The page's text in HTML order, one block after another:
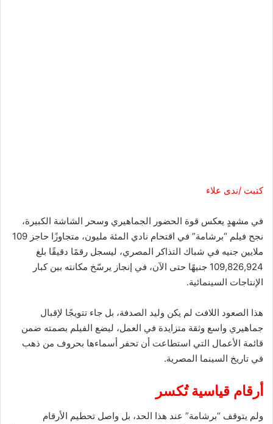
كتبت /ندى علاء
في مشهدٍ يعكس قوة الحضور الجماهيري وسحر الشاشة الكبيرة،
نجح فيلم “برشامة” في اقتحام نادي المئة مليون، متجاوزًا حاجز 109
ملايين جنيه في شباك التذاكر المصري، ليسجل رقمًا دقيقًا بلغ
109,826,924 جنيهًا حتى الآن، في إنجاز يرسّخ مكانته بين كبار
الإنتاجات السينمائية.
هذا الصعود اللافت لم يكن وليد الصدفة، بل جاء تتويجًا لإقبال
جماهيري واسع وثقة متزايدة في العمل، ليضع الفيلم بصمته ضمن
قائمة الأعمال التي استطاعت أن تحفر أسماءها بحروف من ذهب
في تاريخ السينما المصرية.
أرقام قياسية تُكسر
ولم يتوقف “برشامة” عند هذا الحد، بل واصل تحطيم الأرقام